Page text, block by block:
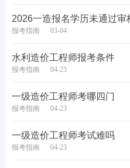
程造价、工程管理业务
根据一级造价工程师报名
计算，工作年限可从开始
2026一造报名学历未通过审
报考指南 03-04
水利造价工程师报考条件
报考指南 04-23
一级造价工程师考哪四门
报考指南 04-23
一级造价工程师考试难吗
报考指南 04-23